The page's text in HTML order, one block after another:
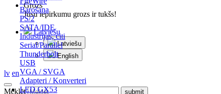
Barošana
PS/2
SATA/IDE
Industrijas, citi
Serial/Parallel
Thunderbolt
USB
VGA / SVGA
Adapteri / Konverteri
LED GX53
Grozs
Jūsu iepirkumu grozs ir tukšs!
Latviešu
Latviešu
English
lv en
Meklēt